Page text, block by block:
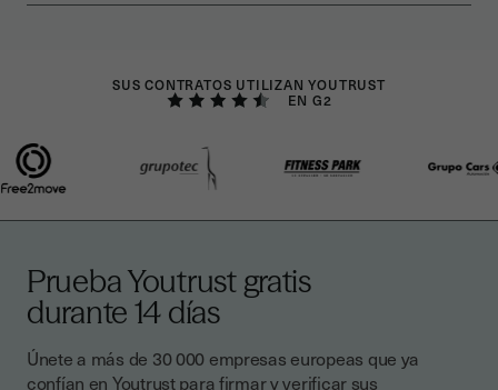
SUS CONTRATOS UTILIZAN YOUTRUST
EN G2
Prueba Youtrust gratis
durante 14 días
Únete a más de 30 000 empresas europeas que ya
confían en Youtrust para firmar y verificar sus